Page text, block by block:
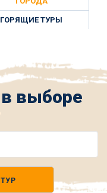
ГОРЯЩИЕ ТУРЫ
выборе